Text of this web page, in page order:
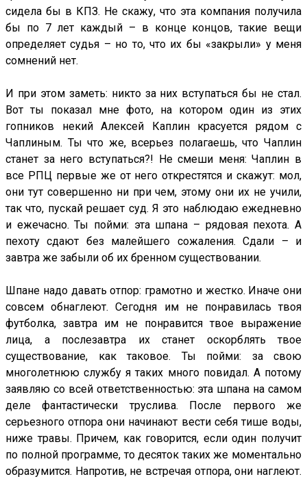
сидела бы в КПЗ. Не скажу, что эта компания получила
бы по 7 лет каждый – в конце концов, такие вещи
определяет судья – но то, что их бы «закрыли» у меня
сомнений нет.
И при этом заметь: никто за них вступаться бы не стал.
Вот ты показал мне фото, на котором один из этих
гопников некий Алексей Каплин красуется рядом с
Чаплиным. Ты что же, всерьез полагаешь, что Чаплин
станет за него вступаться?! Не смеши меня: Чаплин в
все РПЦ первые же от него открестятся и скажут: мол,
они тут совершенно ни при чем, этому они их не учили,
так что, пускай решает суд. Я это наблюдаю ежедневно
и ежечасно. Ты пойми: эта шпана – рядовая пехота. А
пехоту сдают без малейшего сожаления. Сдали – и
завтра же забыли об их бренном существовании.
Шпане надо давать отпор: грамотно и жестко. Иначе они
совсем обнаглеют. Сегодня им не понравилась твоя
футболка, завтра им не понравится твое выражение
лица, а послезавтра их станет оскорблять твое
существование, как таковое. Ты пойми: за свою
многолетнюю службу я таких много повидал. А потому
заявляю со всей ответственностью: эта шпана на самом
деле фантастически труслива. После первого же
серьезного отпора они начинают вести себя тише воды,
ниже травы. Причем, как говорится, если один получит
по полной программе, то десяток таких же моментально
образумится. Напротив, не встречая отпора, они наглеют.